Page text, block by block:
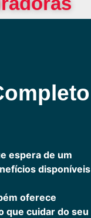
espera de um
disponíveis
oferece
que cuidar do seu